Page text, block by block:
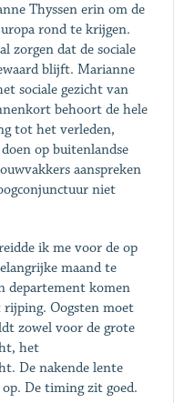
Thyssen erin om de
rond te krijgen.
zorgen dat de sociale
blijft. Marianne
sociale gezicht van
behoort de hele
tot het verleden,
op buitenlandse
aanspreken
niet
ik me voor de op
maand te
departement komen
Oogsten moet
zowel voor de grote
het
De nakende lente
De timing zit goed.